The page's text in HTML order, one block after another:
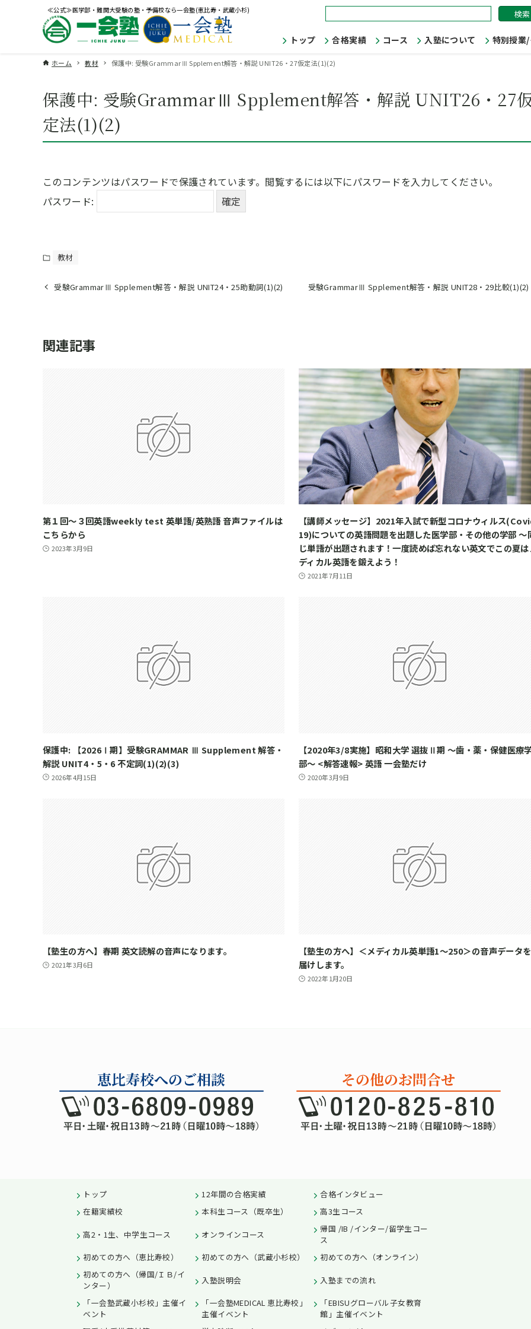
≪公式≫医学部・難関大受験の塾・予備校なら一会塾(恵比寿・武蔵小杉)
索:
トップ 合格実績 コース 入塾について 特別授業
ホーム 教材 保護中: 受験GrammarⅢ Spplement解答・解説 UNIT26・27仮定法(1)(2)
保護中: 受験GrammarⅢ Spplement解答・解説 UNIT26・27
定法(1)(2)
このコンテンツはパスワードで保護されています。閲覧するには以下にパスワードを入力してください。
パスワード:
教材
受験GrammarⅢ Spplement解答・解説 UNIT24・25助動詞(1)(2) 受験GrammarⅢ Spplement解答・解説 UNIT28・29比較(1)(2)
関連記事
第１回～３回英語weekly test 英単語/英熟語 音声ファイルは
こちらから
2023年3月9日
【講師メッセージ】2021年入試で新型コロナウィルス
19)についての英語問題を出題した医学部・その他の学部 ～
じ単語が出題されます！一度読めば忘れない英文でこの夏
ディカル英語を鍛えよう！
2021年7月11日
保護中: 【2026Ⅰ期】受験GRAMMAR Ⅲ Supplement 解答・
解説 UNIT4・5・6 不定詞(1)(2)(3)
2026年4月15日
【2020年3/8実施】昭和大学 選抜Ⅱ期 ～歯・薬・保健医療
部～ <解答速報> 英語 一会塾だけ
2020年3月9日
【塾生の方へ】春期 英文読解の音声になります。
2021年3月6日
【塾生の方へ】＜メディカル英単語1～250＞の音声データ
届けします。
2022年1月20日
トップ 12年間の合格実績
合格インタビュー
在籍実績校
本科生コース（既卒生） 高3生コース
高2・1生、中学生コース オンラインコース
帰国 /IB /インター/留学生コー
ス
初めての方へ（恵比寿校）
初めての方へ（武蔵小杉校）
初めての方へ（オンライン）
初めての方へ（帰国/ＩＢ/イ
ンター）
入塾説明会 入塾までの流れ
「一会塾武蔵小杉校」主催イ
ベント
「一会塾MEDICAL 恵比寿校」
主催イベント
「EBISUグローバル子女教育
館」主催イベント